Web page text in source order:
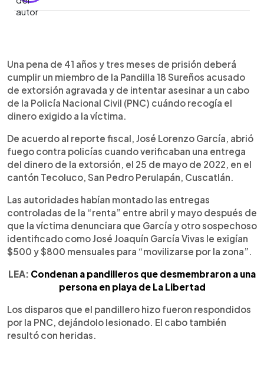
Escuchar artículo
Una pena de 41 años y tres meses de prisión deberá
cumplir un miembro de la Pandilla 18 Sureños acusado
de extorsión agravada y de intentar asesinar a un cabo
de la Policía Nacional Civil (PNC) cuándo recogía el
dinero exigido a la víctima.
De acuerdo al reporte fiscal, José Lorenzo García, abrió
fuego contra policías cuando verificaban una entrega
del dinero de la extorsión, el 25 de mayo de 2022, en el
cantón Tecoluco, San Pedro Perulapán, Cuscatlán.
Las autoridades habían montado las entregas
controladas de la “renta” entre abril y mayo después de
que la víctima denunciara que García y otro sospechoso
identificado como José Joaquín García Vivas le exigían
$500 y $800 mensuales para “movilizarse por la zona”.
LEA: Condenan a pandilleros que desmembraron a una
persona en playa de La Libertad
Los disparos que el pandillero hizo fueron respondidos
por la PNC, dejándolo lesionado. El cabo también
resultó con heridas.